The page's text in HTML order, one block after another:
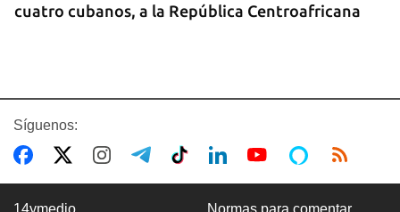
cuatro cubanos, a la República Centroafricana
Síguenos:
14ymedio Normas para comentar